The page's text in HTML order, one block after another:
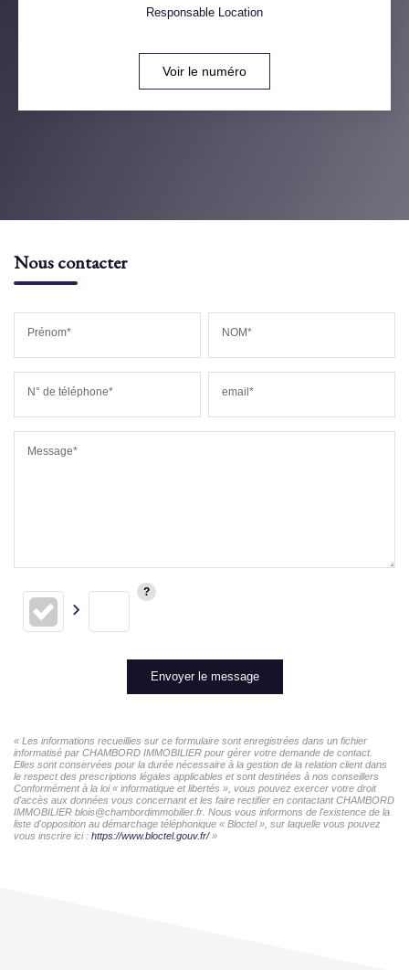
Responsable Location
Voir le numéro
Nous contacter
Prénom* NOM*
N° de téléphone* email*
Message*
Envoyer le message
« Les informations recueillies sur ce formulaire sont enregistrées dans un fichier
informatisé par CHAMBORD IMMOBILIER pour gérer votre demande de contact.
Elles sont conservées pour la durée nécessaire à la gestion de la relation client dans
le respect des prescriptions légales applicables et sont destinées à nos conseillers
Conformément à la loi « informatique et libertés », vous pouvez exercer votre droit
d'accès aux données vous concernant et les faire rectifier en contactant CHAMBORD
IMMOBILIER blois@chambordimmobilier.fr. Nous vous informons de l'existence de la
liste d'opposition au démarchage téléphonique « Bloctel », sur laquelle vous pouvez
vous inscrire ici : https://www.bloctel.gouv.fr/»